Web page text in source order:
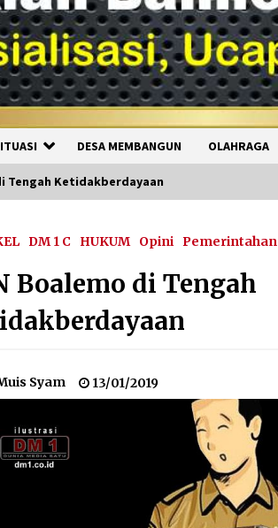
DESA MEMBANGUN OLAHRAGA
Tengah Ketidakberdayaan
DM 1 C HUKUM Opini Pemerintahan
Boalemo di Tengah
Syam 13/01/2019